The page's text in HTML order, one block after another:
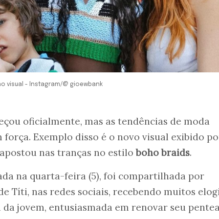
visual - Instagram/@ gioewbank
oficialmente, mas as tendências de moda
força. Exemplo disso é o novo visual exibido
apostou nas tranças no estiloboho braids.
na quarta-feira (5), foi compartilhada por
Títi, nas redes sociais, recebendo muitos
jovem, entusiasmada em renovar seu